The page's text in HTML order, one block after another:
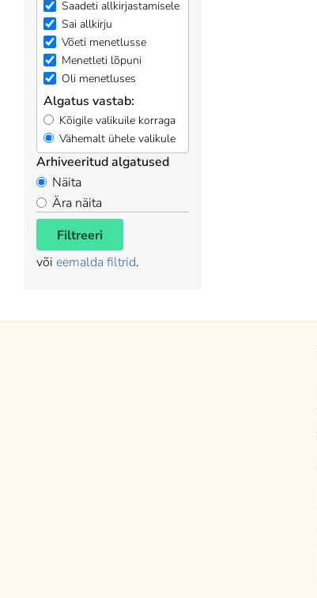
Saadeti allkirjastamisele
Sai allkirju
Võeti menetlusse
Menetleti lõpuni
Oli menetluses
Algatus vastab:
Kõigile valikuile korraga
Vähemalt ühele valikule
Arhiveeritud algatused
Näita
Ära näita
Filtreeri
või eemalda filtrid.